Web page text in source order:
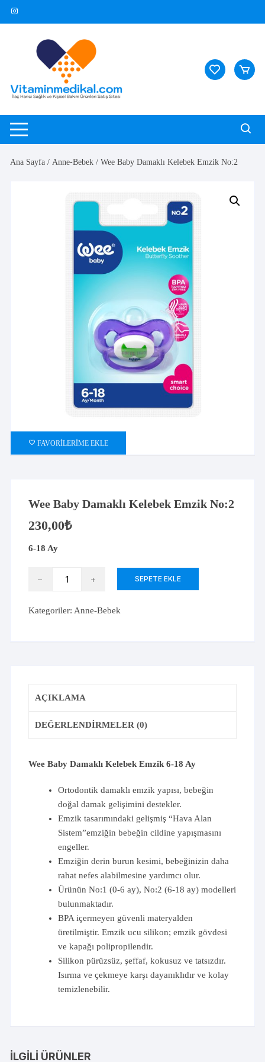
Skip
Ana Sayfa /Anne-Bebek / Wee Baby Damaklı Kelebek Emzik No:2
FAVORILERIME EKLE
Wee Baby Damaklı Kelebek Emzik No:2
230,00₺
6-18 Ay
Kelebek
SEPETE EKLE
Kategoriler: Anne-Bebek
AÇIKLAMA
DEĞERLENDIRMELER (0)
Wee Baby Damaklı Kelebek Emzik 6-18 Ay
Ortodontik damaklı emzik yapısı, bebeğin
doğal damak gelişimini destekler.
Emzik tasarımındaki gelişmiş “Hava Alan
Sistem”emziğin bebeğin cildine yapışmasını
engeller.
Emziğin derin burun kesimi, bebeğinizin daha
rahat nefes alabilmesine yardımcı olur.
Ürünün No:1 (0-6 ay), No:2 (6-18 ay) modelleri
bulunmaktadır.
BPA içermeyen güvenli materyalden
üretilmiştir. Emzik ucu silikon; emzik gövdesi
ve kapağı polipropilendir.
Silikon pürüzsüz, şeffaf, kokusuz ve tatsızdır.
Isırma ve çekmeye karşı dayanıklıdır ve kolay
temizlenebilir.
İLGILI ÜRÜNLER